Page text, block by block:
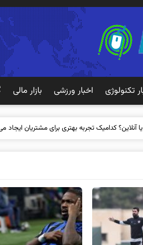
تکنولوژی اخبار ورزشی بازار مالی
آنلاین؟ کدامیک تجربه بهتری برای مشتریان ایجاد